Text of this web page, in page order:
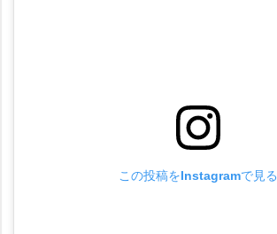
この投稿をInstagramで見る